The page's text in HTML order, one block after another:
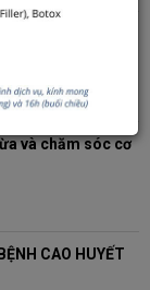
DA TIẾP XÚC
và chăm sóc cơ
CAO HUYẾT